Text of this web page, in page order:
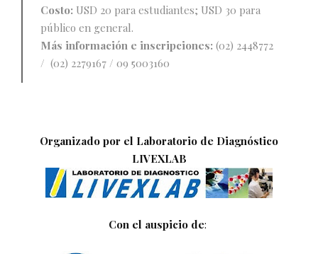
Costo: USD 20 para estudiantes; USD 30 para
público en general.
Más información e inscripciones: (02) 2448772
/ (02) 2279167 / 09 5003160
Organizado por el Laboratorio de Diagnóstico
LIVEXLAB
Con el auspicio de: